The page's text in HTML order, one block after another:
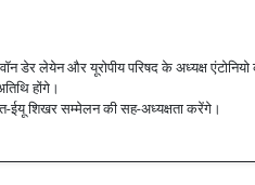
डेर लेयेन और यूरोपीय परिषद के अध्यक्ष एंटोनियो
होंगे।
ईयू शिखर सम्मेलन की सह-अध्यक्षता करेंगे।